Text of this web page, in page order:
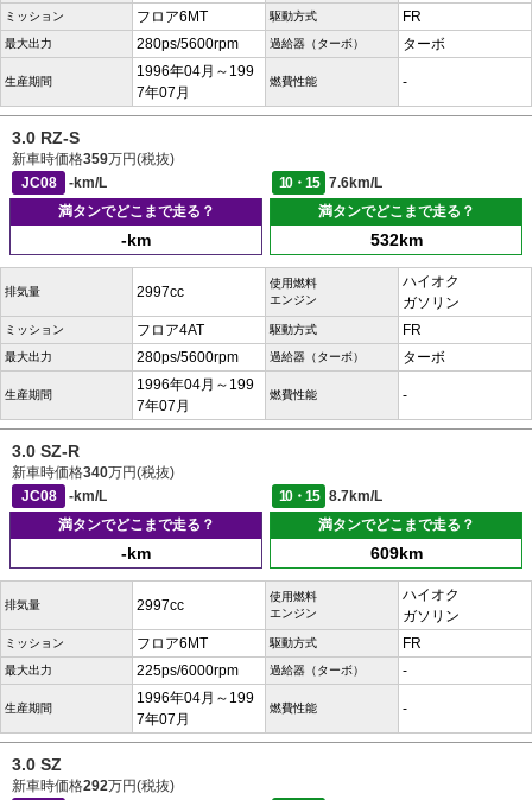
ミッション フロア6MT 駆動方式 FR
最大出力 280ps/5600rpm 過給器（ターボ） ターボ
生産期間
1996年04月～199
7年07月
燃費性能 -
3.0 RZ-S
新車時価格359万円(税抜)
JC08
-km/L 10・15
7.6km/L
満タンでどこまで走る？
-km
満タンでどこまで走る？
532km
排気量 2997cc
使用燃料
エンジン
ハイオク
ガソリン
ミッション フロア4AT 駆動方式 FR
最大出力 280ps/5600rpm 過給器（ターボ） ターボ
生産期間
1996年04月～199
7年07月
燃費性能 -
3.0 SZ-R
新車時価格340万円(税抜)
JC08
-km/L 10・15
8.7km/L
満タンでどこまで走る？
-km
満タンでどこまで走る？
609km
排気量 2997cc
使用燃料
エンジン
ハイオク
ガソリン
ミッション フロア6MT 駆動方式 FR
最大出力 225ps/6000rpm 過給器（ターボ） -
生産期間
1996年04月～199
7年07月
燃費性能 -
3.0 SZ
新車時価格292万円(税抜)